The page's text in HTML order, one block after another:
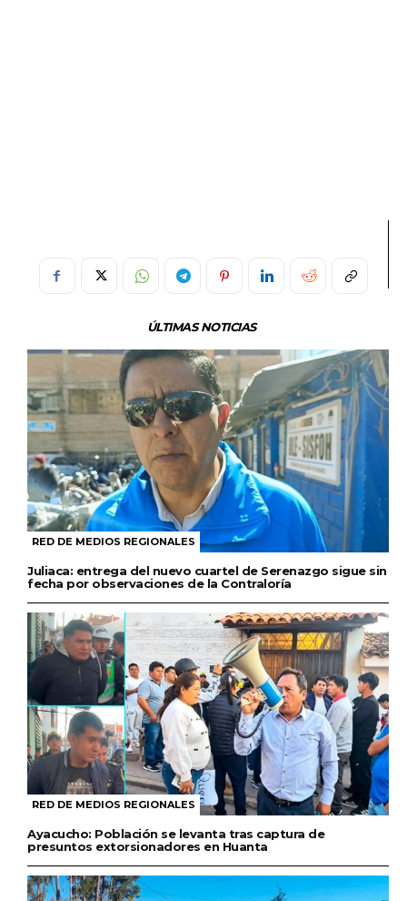
ÚLTIMAS NOTICIAS
RED DE MEDIOS REGIONALES
Juliaca: entrega del nuevo cuartel de Serenazgo sigue sin
fecha por observaciones de la Contraloría
RED DE MEDIOS REGIONALES
Ayacucho: Población se levanta tras captura de
presuntos extorsionadores en Huanta